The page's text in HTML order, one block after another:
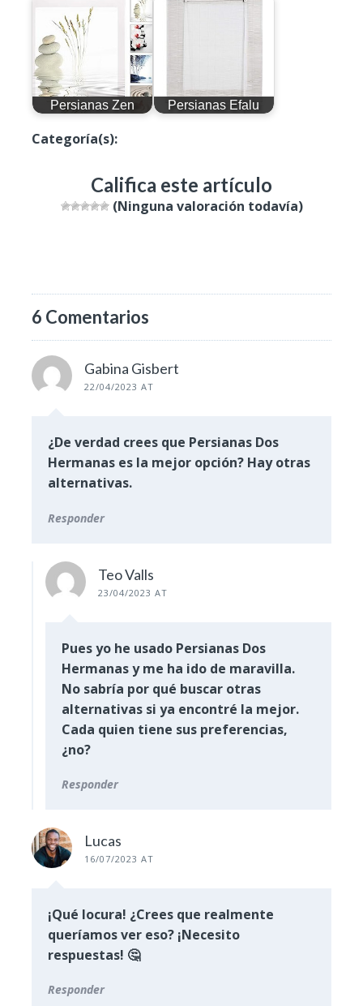
Persianas Zen Persianas Efalu
Categoría(s):Productos
Califica este artículo
(Ninguna valoración todavía)
6 Comentarios
Gabina Gisbert
22/04/2023 AT
¿De verdad crees que Persianas Dos
Hermanas es la mejor opción? Hay otras
alternativas.
Responder
Teo Valls
23/04/2023 AT
Pues yo he usado Persianas Dos
Hermanas y me ha ido de maravilla.
No sabría por qué buscar otras
alternativas si ya encontré la mejor.
Cada quien tiene sus preferencias,
¿no?
Responder
Lucas
16/07/2023 AT
¡Qué locura! ¿Crees que realmente
queríamos ver eso? ¡Necesito
respuestas! 🤔
Responder